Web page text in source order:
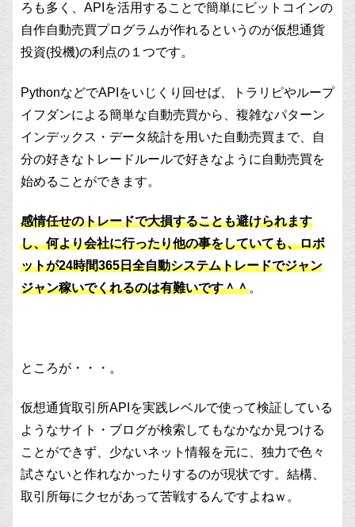
ろも多く、APIを活用することで簡単にビットコインの
自作自動売買プログラムが作れるというのが仮想通貨
投資(投機)の利点の１つです。
PythonなどでAPIをいじくり回せば、トラリピやループ
イフダンによる簡単な自動売買から、複雑なパターン
インデックス・データ統計を用いた自動売買まで、自
分の好きなトレードルールで好きなように自動売買を
始めることができます。
感情任せのトレードで大損することも避けられます
し、何より会社に行ったり他の事をしていても、ロボ
ットが24時間365日全自動システムトレードでジャン
ジャン稼いでくれるのは有難いです＾＾。
ところが・・・。
仮想通貨取引所APIを実践レベルで使って検証している
ようなサイト・ブログが検索してもなかなか見つける
ことができず、少ないネット情報を元に、独力で色々
試さないと作れなかったりするのが現状です。結構、
取引所毎にクセがあって苦戦するんですよねｗ。